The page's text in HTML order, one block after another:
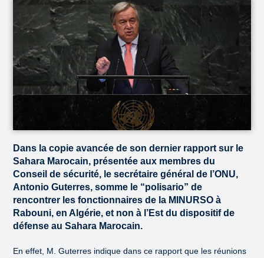
Dans la copie avancée de son dernier rapport sur le
Sahara Marocain, présentée aux membres du
Conseil de sécurité, le secrétaire général de l’ONU,
Antonio Guterres, somme le “polisario” de
rencontrer les fonctionnaires de la MINURSO à
Rabouni, en Algérie, et non à l’Est du dispositif de
défense au Sahara Marocain.
En effet, M. Guterres indique dans ce rapport que les réunions